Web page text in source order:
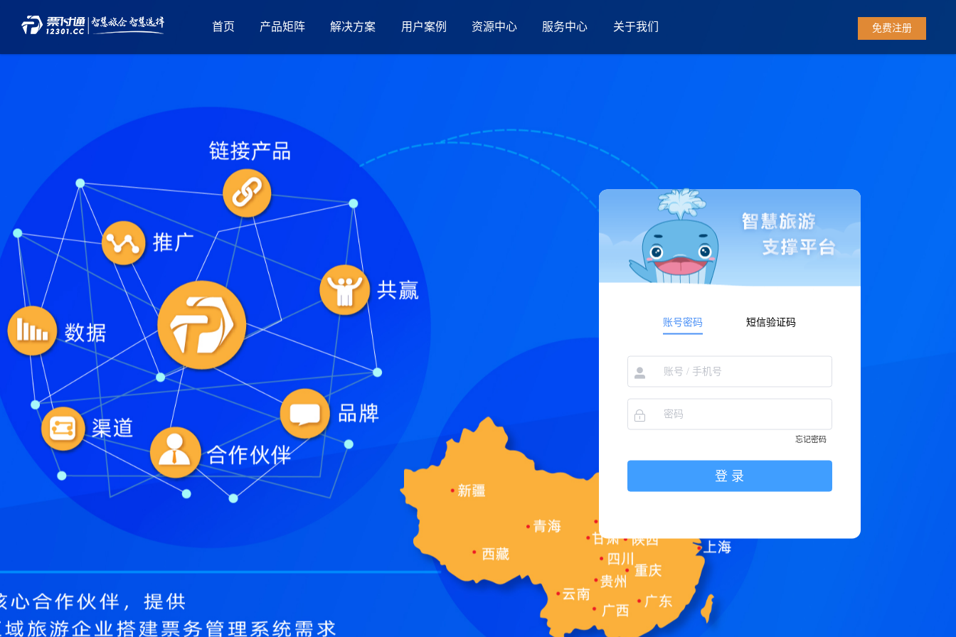
免费注册
首页 产品矩阵 解决方案 用户案例 资源中心 服务中心 关于我们
账号密码 短信验证码
忘记密码
登 录